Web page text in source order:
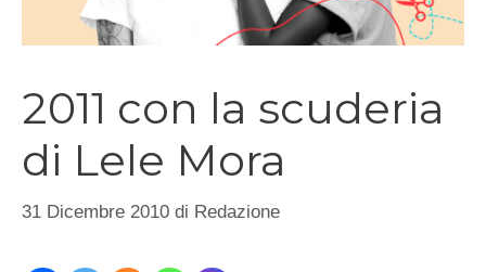
2011 con la scuderia
di Lele Mora
31 Dicembre 2010 di Redazione